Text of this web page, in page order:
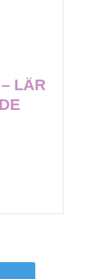
LÄR